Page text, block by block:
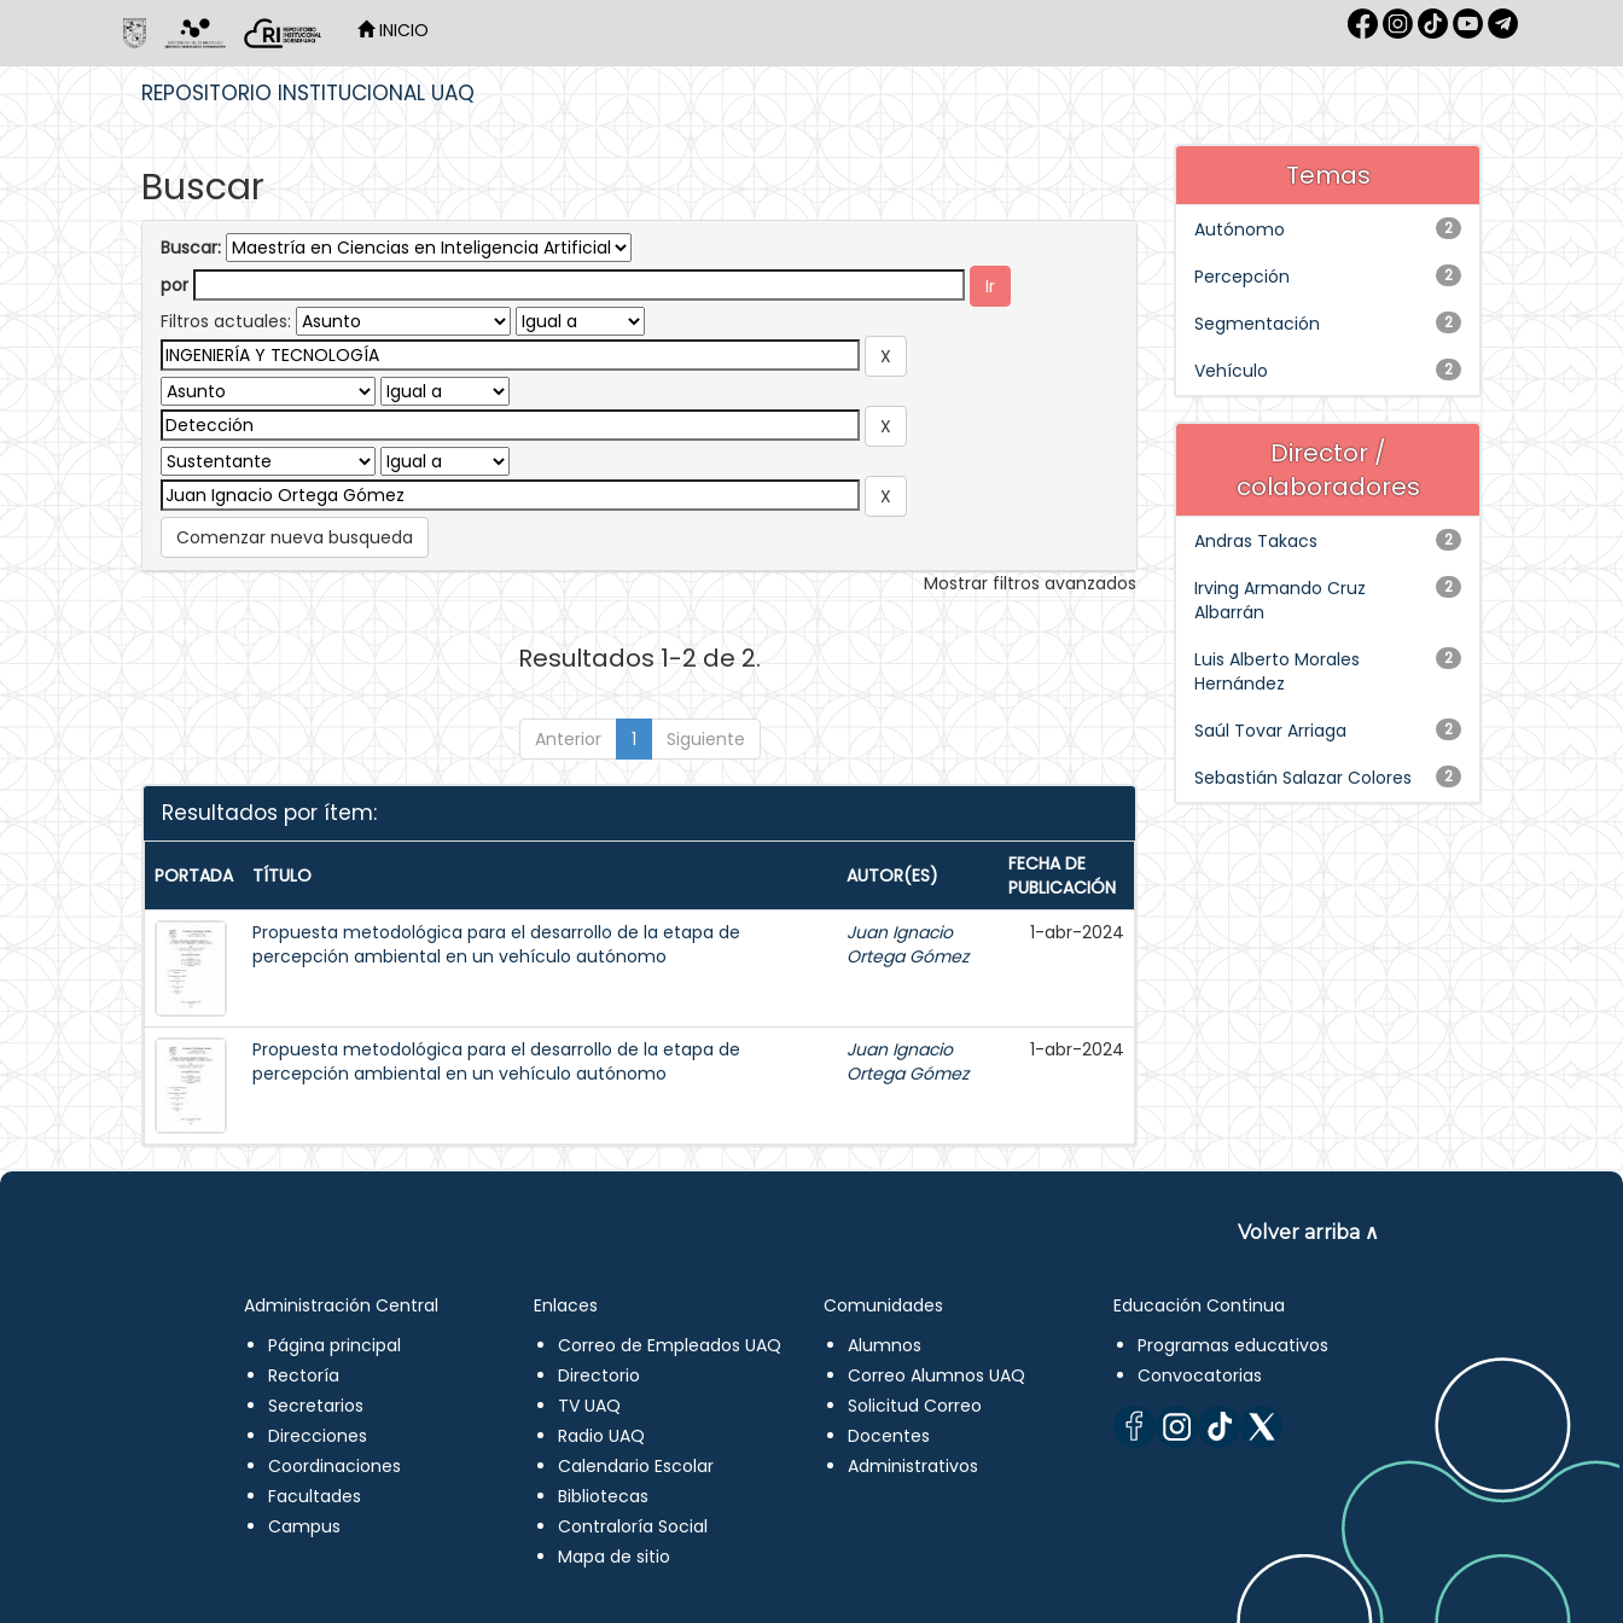
INICIO
REPOSITORIO INSTITUCIONAL UAQ
Buscar
Buscar:
por
Filtros actuales:
Comenzar nueva busqueda
Mostrar filtros avanzados
Resultados 1-2 de 2.
Anterior 1 Siguiente
Resultados por ítem:
PORTADA TÍTULO AUTOR(ES)
FECHA DE
PUBLICACIÓN
Propuesta metodológica para el desarrollo de la etapa de
percepción ambiental en un vehículo autónomo
Juan Ignacio
Ortega Gómez
1-abr-2024
Propuesta metodológica para el desarrollo de la etapa de
percepción ambiental en un vehículo autónomo
Juan Ignacio
Ortega Gómez
1-abr-2024
Temas
2
Autónomo
2
Percepción
2
Segmentación
2
Vehículo
Director /
colaboradores
2
Andras Takacs
2
Irving Armando Cruz
Albarrán
2
Luis Alberto Morales
Hernández
2
Saúl Tovar Arriaga
2
Sebastián Salazar Colores
Volver arriba ∧
Administración Central
Página principal
Rectoría
Secretarios
Direcciones
Coordinaciones
Facultades
Campus
Enlaces
Correo de Empleados UAQ
Directorio
TV UAQ
Radio UAQ
Calendario Escolar
Bibliotecas
Contraloría Social
Mapa de sitio
Comunidades
Alumnos
Correo Alumnos UAQ
Solicitud Correo
Docentes
Administrativos
Educación Continua
Programas educativos
Convocatorias